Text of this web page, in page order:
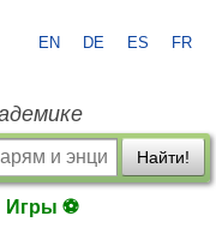
EN DE ES FR
Найти!
Игры ⚽